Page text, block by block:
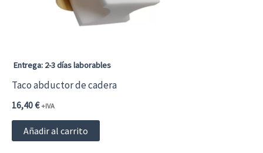
Entrega: 2-3 días laborables
Taco abductor de cadera
16,40€ +IVA
Añadir al carrito